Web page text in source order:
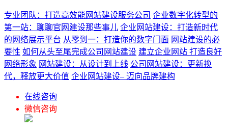
专业团队：打造高效能网站建设服务公司 企业数字化转型的
第一站：聊聊官网建设那些事儿 企业网站建设：打造新时代
的网络展示平台 从零到一：打造你的数字门面 网站建设的必
要性 如何从头至尾完成公司网站建设 建立企业网站 打造良好
网络形象 网站建设：从设计到上线 公司网站建设：更新换
代，释放更大价值 企业网站建设– 迈向品牌建构
在线咨询
微信咨询